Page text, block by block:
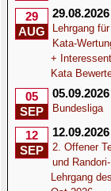
29
AUG
29.08.2026
Lehrgang für
Kata-
+
Kata
05
SEP
05.09.2026
Bundesliga
12
SEP
12.09.2026
2. Offener
und Randori-
Lehrgang